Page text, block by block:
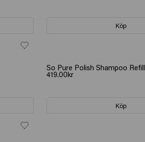
Köp
So Pure Polish Shampoo Refill
419.00kr
Köp